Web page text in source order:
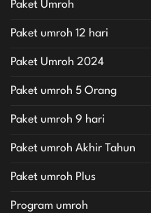
Paket Umroh
Paket umroh 12 hari
Paket Umroh 2024
Paket umroh 5 Orang
Paket umroh 9 hari
Paket umroh Akhir Tahun
Paket umroh Plus
Program umroh